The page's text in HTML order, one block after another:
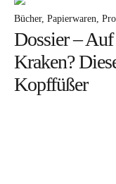
Bücher Papierwaren
Dossier –
Kraken?
Kopffüßer